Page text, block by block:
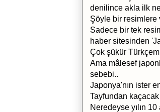
denilince akla ilk
Şöyle bir resimlere
Sadece bir tek
haber sitesinden
Çok şükür
Ama mâlesef
sebebi..
Japonya'nın ister
Tayfundan
Neredeyse yılın